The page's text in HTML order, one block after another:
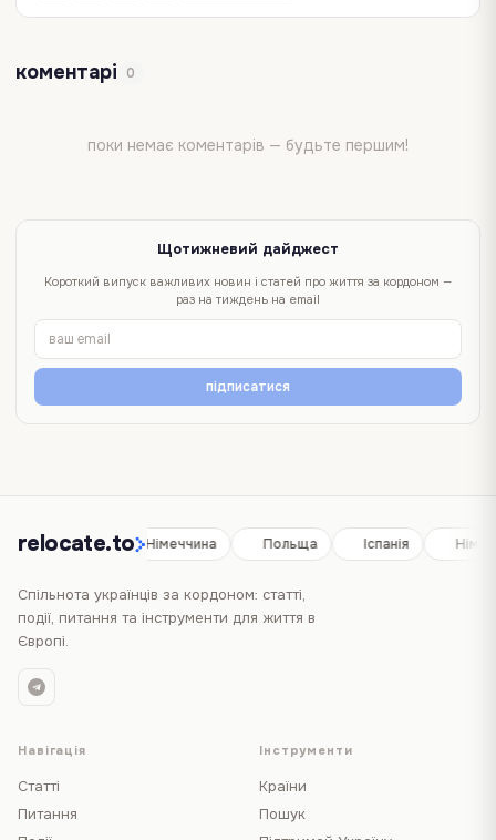
коментарі 0
поки немає коментарів — будьте першим!
Щотижневий дайджест
Короткий випуск важливих новин і статей про життя за кордоном —
раз на тиждень на email
підписатися
relocate.to
Іспанія Німеччина Польща Іспанія
Спільнота українців за кордоном: статті,
події, питання та інструменти для життя в
Європі.
Навігація
Статті
Питання
Інструменти
Країни
Пошук